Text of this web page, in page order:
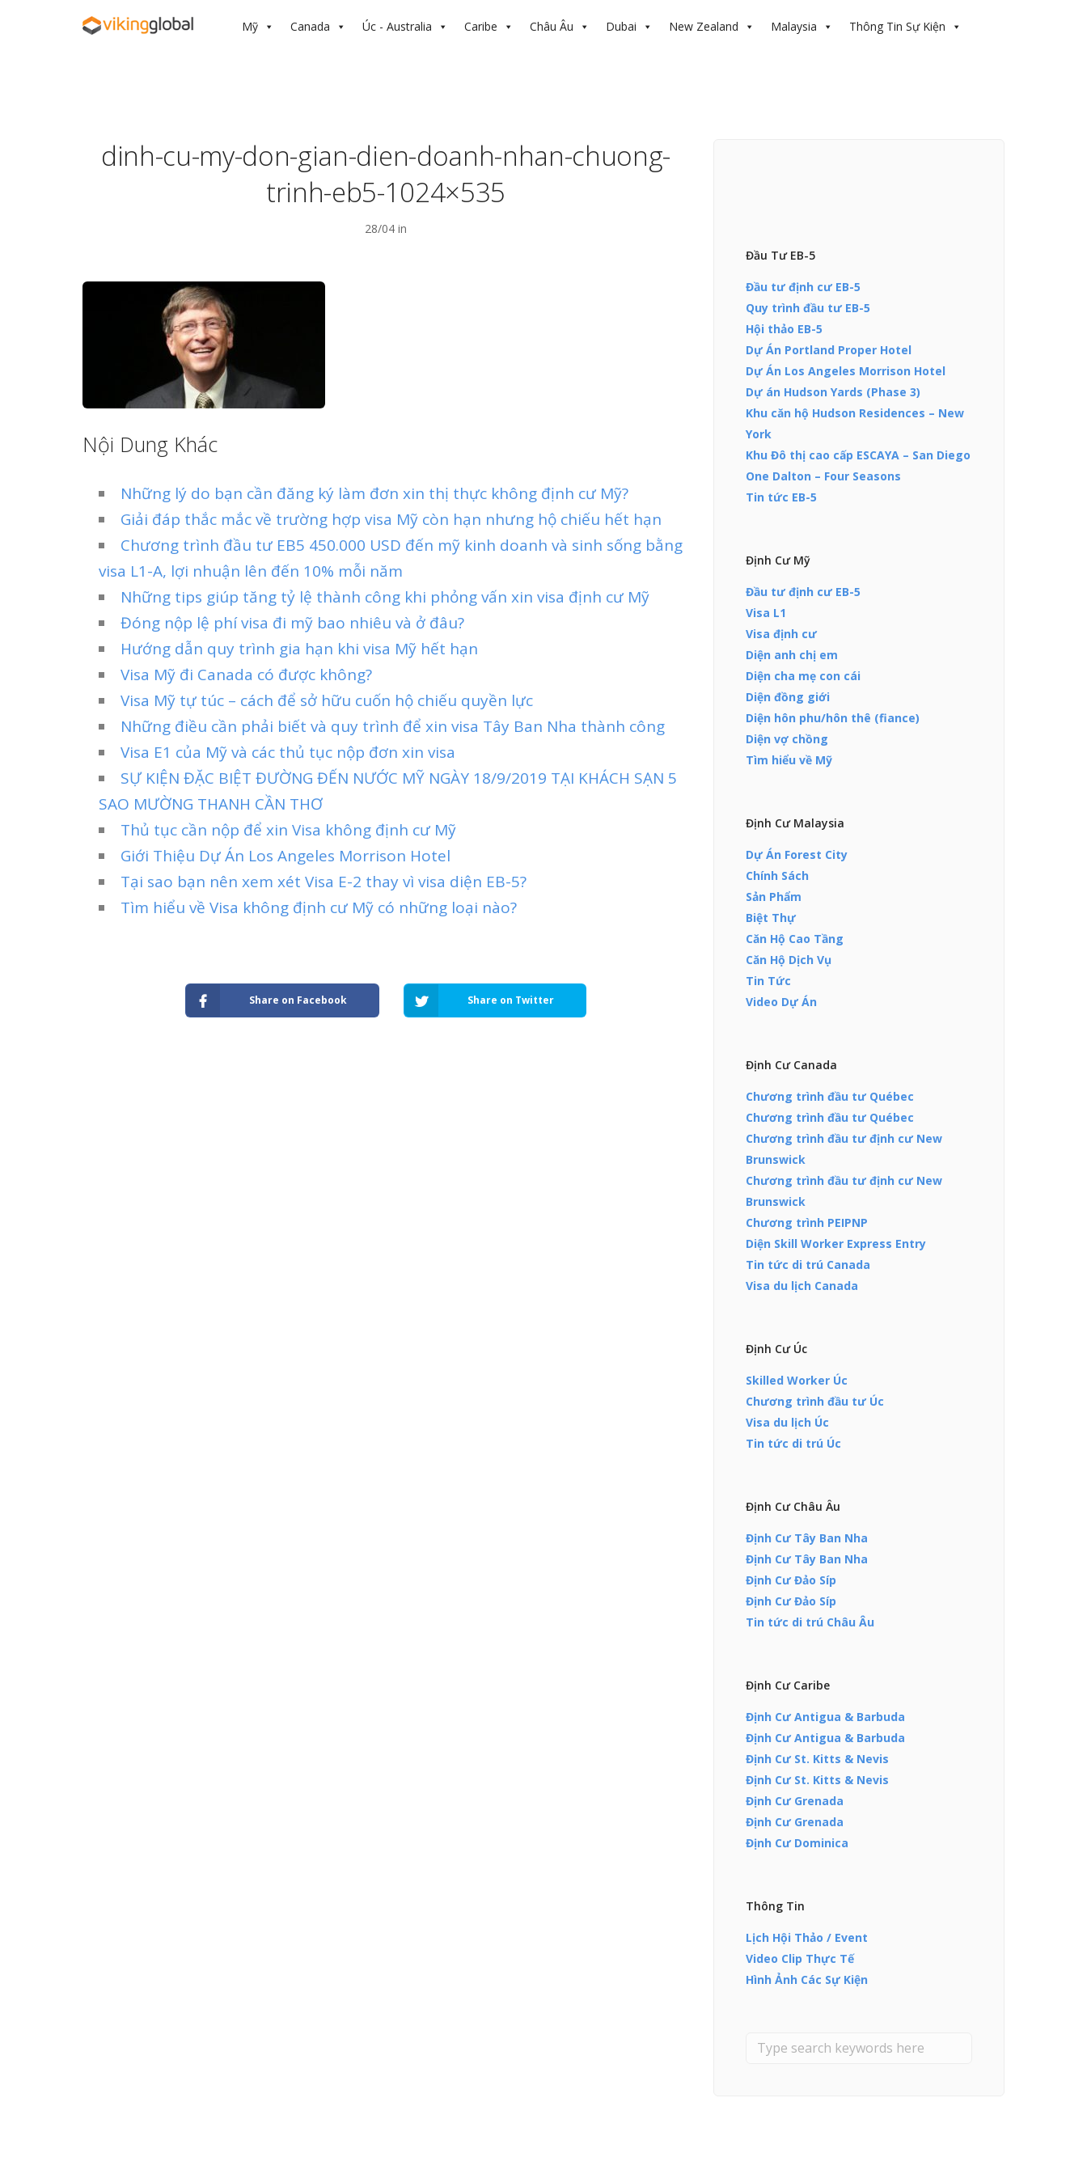
Mỹ Canada Úc - Australia Caribe Châu Âu Dubai New Zealand Malaysia Thông Tin Sự Kiện
dinh-cu-my-don-gian-dien-doanh-nhan-chuong-
trinh-eb5-1024×535
28/04 in
Nội Dung Khác
Những lý do bạn cần đăng ký làm đơn xin thị thực không định cư Mỹ?
Giải đáp thắc mắc về trường hợp visa Mỹ còn hạn nhưng hộ chiếu hết hạn
Chương trình đầu tư EB5 450.000 USD đến mỹ kinh doanh và sinh sống bằng
visa L1-A, lợi nhuận lên đến 10% mỗi năm
Những tips giúp tăng tỷ lệ thành công khi phỏng vấn xin visa định cư Mỹ
Đóng nộp lệ phí visa đi mỹ bao nhiêu và ở đâu?
Hướng dẫn quy trình gia hạn khi visa Mỹ hết hạn
Visa Mỹ đi Canada có được không?
Visa Mỹ tự túc – cách để sở hữu cuốn hộ chiếu quyền lực
Những điều cần phải biết và quy trình để xin visa Tây Ban Nha thành công
Visa E1 của Mỹ và các thủ tục nộp đơn xin visa
SỰ KIỆN ĐẶC BIỆT ĐƯỜNG ĐẾN NƯỚC MỸ NGÀY 18/9/2019 TẠI KHÁCH SẠN 5
SAO MƯỜNG THANH CẦN THƠ
Thủ tục cần nộp để xin Visa không định cư Mỹ
Giới Thiệu Dự Án Los Angeles Morrison Hotel
Tại sao bạn nên xem xét Visa E-2 thay vì visa diện EB-5?
Tìm hiểu về Visa không định cư Mỹ có những loại nào?
Share on Facebook Share on Twitter
Đầu Tư EB-5
Đầu tư định cư EB-5
Quy trình đầu tư EB-5
Hội thảo EB-5
Dự Án Portland Proper Hotel
Dự Án Los Angeles Morrison Hotel
Dự án Hudson Yards (Phase 3)
Khu căn hộ Hudson Residences – New
York
Khu Đô thị cao cấp ESCAYA – San Diego
One Dalton – Four Seasons
Tin tức EB-5
Định Cư Mỹ
Đầu tư định cư EB-5
Visa L1
Visa định cư
Diện anh chị em
Diện cha mẹ con cái
Diện đồng giới
Diện hôn phu/hôn thê (fiance)
Diện vợ chồng
Tìm hiểu về Mỹ
Định Cư Malaysia
Dự Án Forest City
Chính Sách
Sản Phẩm
Biệt Thự
Căn Hộ Cao Tầng
Căn Hộ Dịch Vụ
Tin Tức
Video Dự Án
Định Cư Canada
Chương trình đầu tư Québec
Chương trình đầu tư Québec
Chương trình đầu tư định cư New
Brunswick
Chương trình đầu tư định cư New
Brunswick
Chương trình PEIPNP
Diện Skill Worker Express Entry
Tin tức di trú Canada
Visa du lịch Canada
Định Cư Úc
Skilled Worker Úc
Chương trình đầu tư Úc
Visa du lịch Úc
Tin tức di trú Úc
Định Cư Châu Âu
Định Cư Tây Ban Nha
Định Cư Tây Ban Nha
Định Cư Đảo Síp
Định Cư Đảo Síp
Tin tức di trú Châu Âu
Định Cư Caribe
Định Cư Antigua & Barbuda
Định Cư Antigua & Barbuda
Định Cư St. Kitts & Nevis
Định Cư St. Kitts & Nevis
Định Cư Grenada
Định Cư Grenada
Định Cư Dominica
Thông Tin
Lịch Hội Thảo / Event
Video Clip Thực Tế
Hình Ảnh Các Sự Kiện